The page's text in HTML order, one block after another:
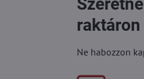
raktáron
Ne habozzon